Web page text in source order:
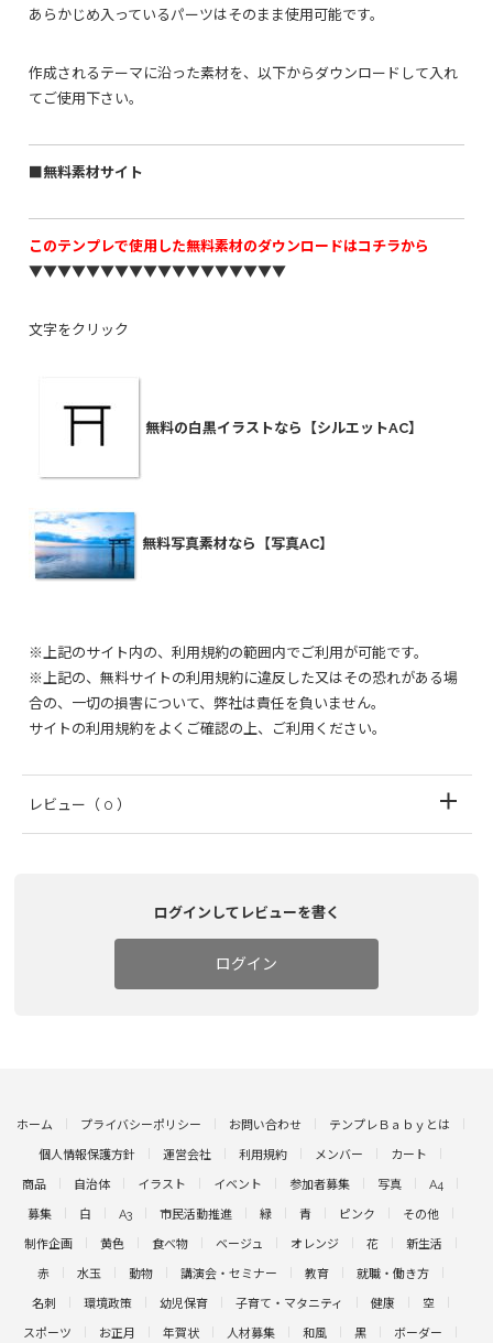
あらかじめ入っているパーツはそのまま使用可能です。
作成されるテーマに沿った素材を、以下からダウンロードして入れ
てご使用下さい。
■無料素材サイト
このテンプレで使用した無料素材のダウンロードはコチラから
▼▼▼▼▼▼▼▼▼▼▼▼▼▼▼▼▼▼
文字をクリック
無料の白黒イラストなら【シルエットAC】
無料写真素材なら【写真AC】
※上記のサイト内の、利用規約の範囲内でご利用が可能です。
※上記の、無料サイトの利用規約に違反した又はその恐れがある場
合の、一切の損害について、弊社は責任を負いません。
サイトの利用規約をよくご確認の上、ご利用ください。
レビュー （ 0 ）
ログインしてレビューを書く
ログイン
ホーム プライバシーポリシー お問い合わせ テンプレＢａｂｙとは
個人情報保護方針 運営会社 利用規約 メンバー カート
商品 自治体 イラスト イベント 参加者募集 写真 A4
募集 白 A3 市民活動推進 緑 青 ピンク その他
制作企画 黄色 食べ物 ベージュ オレンジ 花 新生活
赤 水玉 動物 講演会・セミナー 教育 就職・働き方
名刺 環境政策 幼児保育 子育て・マタニティ 健康 空
スポーツ お正月 年賀状 人材募集 和風 黒 ボーダー